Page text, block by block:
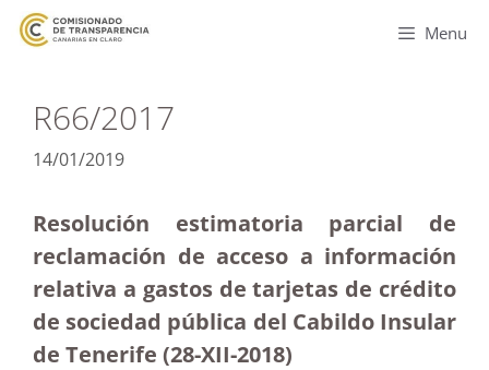
Menu
R66/2017
14/01/2019
Resolución estimatoria parcial de
reclamación de acceso a información
relativa a gastos de tarjetas de crédito
de sociedad pública del Cabildo Insular
de Tenerife (28-XII-2018)